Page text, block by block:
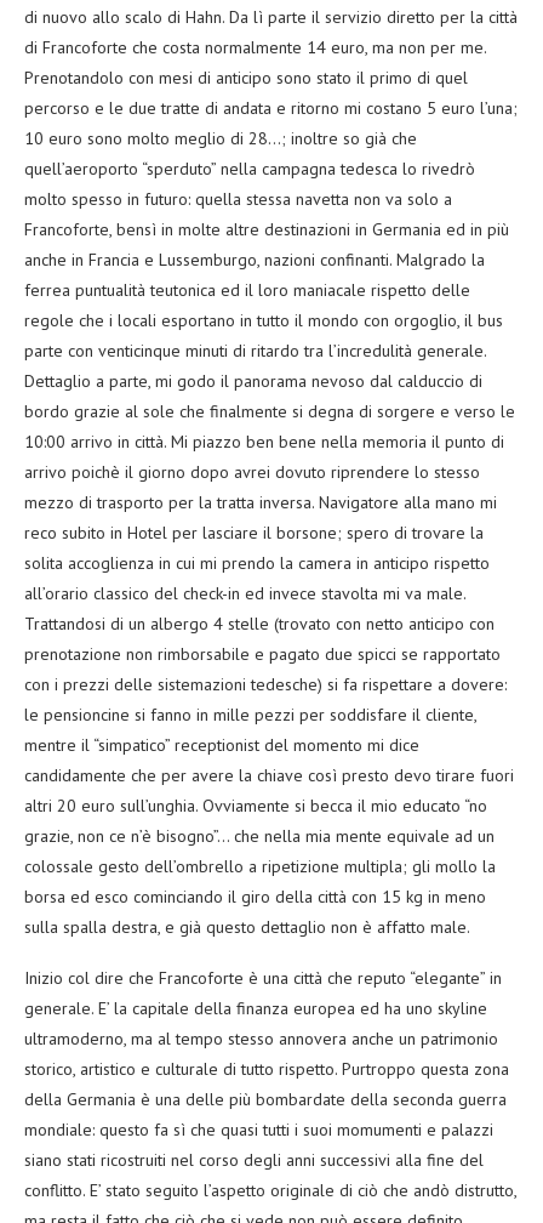
di nuovo allo scalo di Hahn. Da lì parte il servizio diretto per la città
di Francoforte che costa normalmente 14 euro, ma non per me.
Prenotandolo con mesi di anticipo sono stato il primo di quel
percorso e le due tratte di andata e ritorno mi costano 5 euro l’una;
10 euro sono molto meglio di 28…; inoltre so già che
quell’aeroporto “sperduto” nella campagna tedesca lo rivedrò
molto spesso in futuro: quella stessa navetta non va solo a
Francoforte, bensì in molte altre destinazioni in Germania ed in più
anche in Francia e Lussemburgo, nazioni confinanti. Malgrado la
ferrea puntualità teutonica ed il loro maniacale rispetto delle
regole che i locali esportano in tutto il mondo con orgoglio, il bus
parte con venticinque minuti di ritardo tra l’incredulità generale.
Dettaglio a parte, mi godo il panorama nevoso dal calduccio di
bordo grazie al sole che finalmente si degna di sorgere e verso le
10:00 arrivo in città. Mi piazzo ben bene nella memoria il punto di
arrivo poichè il giorno dopo avrei dovuto riprendere lo stesso
mezzo di trasporto per la tratta inversa. Navigatore alla mano mi
reco subito in Hotel per lasciare il borsone; spero di trovare la
solita accoglienza in cui mi prendo la camera in anticipo rispetto
all’orario classico del check-in ed invece stavolta mi va male.
Trattandosi di un albergo 4 stelle (trovato con netto anticipo con
prenotazione non rimborsabile e pagato due spicci se rapportato
con i prezzi delle sistemazioni tedesche) si fa rispettare a dovere:
le pensioncine si fanno in mille pezzi per soddisfare il cliente,
mentre il “simpatico” receptionist del momento mi dice
candidamente che per avere la chiave così presto devo tirare fuori
altri 20 euro sull’unghia. Ovviamente si becca il mio educato “no
grazie, non ce n’è bisogno”… che nella mia mente equivale ad un
colossale gesto dell’ombrello a ripetizione multipla; gli mollo la
borsa ed esco cominciando il giro della città con 15 kg in meno
sulla spalla destra, e già questo dettaglio non è affatto male.
Inizio col dire che Francoforte è una città che reputo “elegante” in
generale. E’ la capitale della finanza europea ed ha uno skyline
ultramoderno, ma al tempo stesso annovera anche un patrimonio
storico, artistico e culturale di tutto rispetto. Purtroppo questa zona
della Germania è una delle più bombardate della seconda guerra
mondiale: questo fa sì che quasi tutti i suoi momumenti e palazzi
siano stati ricostruiti nel corso degli anni successivi alla fine del
conflitto. E’ stato seguito l’aspetto originale di ciò che andò distrutto,